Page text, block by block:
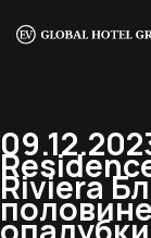
Riviera